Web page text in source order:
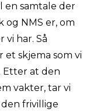
en samtale der
og NMS er, om
har. Så
et skjema som vi
Etter at den
vakter, tar vi
den frivillige